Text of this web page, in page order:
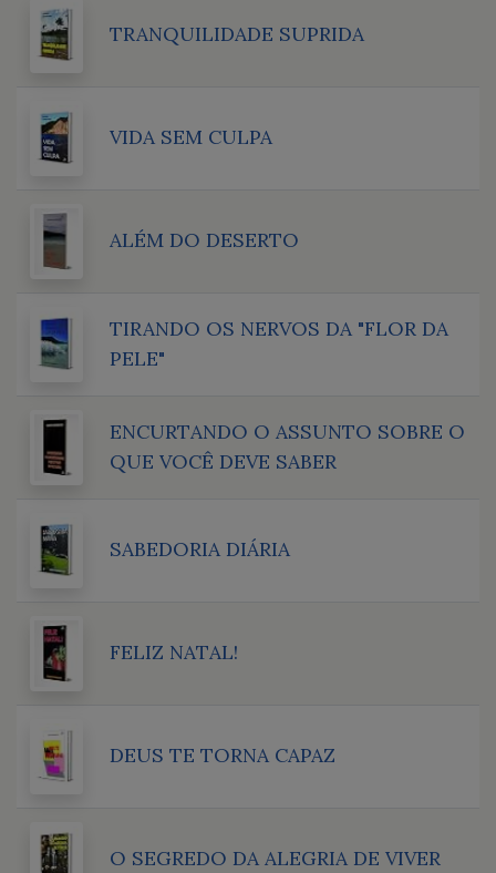
TRANQUILIDADE SUPRIDA
VIDA SEM CULPA
ALÉM DO DESERTO
TIRANDO OS NERVOS DA "FLOR DA
PELE"
ENCURTANDO O ASSUNTO SOBRE O
QUE VOCÊ DEVE SABER
SABEDORIA DIÁRIA
FELIZ NATAL!
DEUS TE TORNA CAPAZ
O SEGREDO DA ALEGRIA DE VIVER